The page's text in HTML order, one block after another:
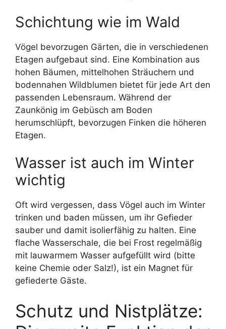
Schichtung wie im Wald
Vögel bevorzugen Gärten, die in verschiedenen
Etagen aufgebaut sind. Eine Kombination aus
hohen Bäumen, mittelhohen Sträuchern und
bodennahen Wildblumen bietet für jede Art den
passenden Lebensraum. Während der
Zaunkönig im Gebüsch am Boden
herumschlüpft, bevorzugen Finken die höheren
Etagen.
Wasser ist auch im Winter
wichtig
Oft wird vergessen, dass Vögel auch im Winter
trinken und baden müssen, um ihr Gefieder
sauber und damit isolierfähig zu halten. Eine
flache Wasserschale, die bei Frost regelmäßig
mit lauwarmem Wasser aufgefüllt wird (bitte
keine Chemie oder Salz!), ist ein Magnet für
gefiederte Gäste.
Schutz und Nistplätze: